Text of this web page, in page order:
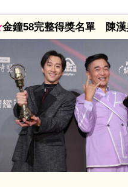
金鐘58完整得獎名單 陳漢